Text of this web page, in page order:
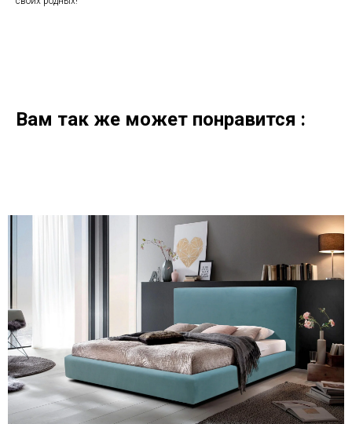
Вам так же может понравится :